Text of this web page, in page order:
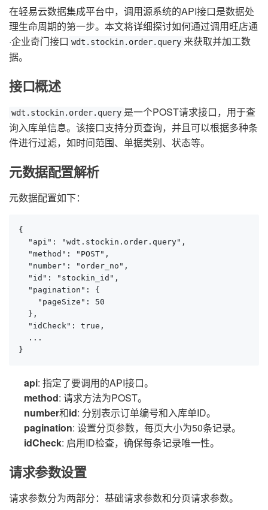
在轻易云数据集成平台中，调用源系统的API接口是数据处
理生命周期的第一步。本文将详细探讨如何通过调用旺店通
·企业奇门接口 wdt.stockin.order.query 来获取并加工数
据。
接口概述
wdt.stockin.order.query 是一个POST请求接口，用于查
询入库单信息。该接口支持分页查询，并且可以根据多种条
件进行过滤，如时间范围、单据类别、状态等。
元数据配置解析
元数据配置如下：
{
  "api": "wdt.stockin.order.query",
  "method": "POST",
  "number": "order_no",
  "id": "stockin_id",
  "pagination": {
    "pageSize": 50
  },
  "idCheck": true,
  ...
}
api: 指定了要调用的API接口。
method: 请求方法为POST。
number和id: 分别表示订单编号和入库单ID。
pagination: 设置分页参数，每页大小为50条记录。
idCheck: 启用ID检查，确保每条记录唯一性。
请求参数设置
请求参数分为两部分：基础请求参数和分页请求参数。